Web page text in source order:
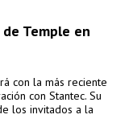
Temple en
con la más reciente
con Stantec. Su
los invitados a la